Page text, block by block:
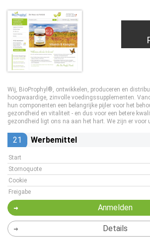
Wij, BioProphyl®, ontwikkelen, produceren en
hoogwaardige, zinvolle voedingssupplementen.
hun componenten een belangrijke pijler voor het
gezondheid en vitaliteit - en dus voor een betere
gezondheid ligt ons na aan het hart. We zijn er voor
21 Werbemittel
Start
Stornoquote
Cookie
Freigabe
Anmelden
Details